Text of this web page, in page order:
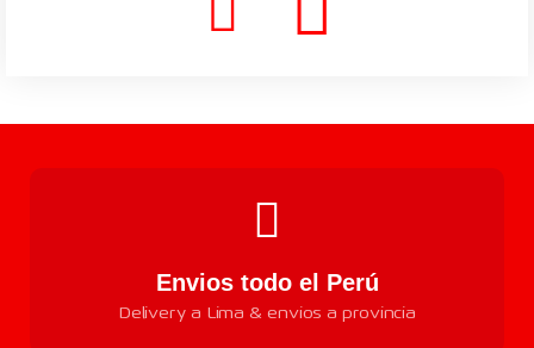
Envios todo el Perú
Delivery a Lima & envios a provincia